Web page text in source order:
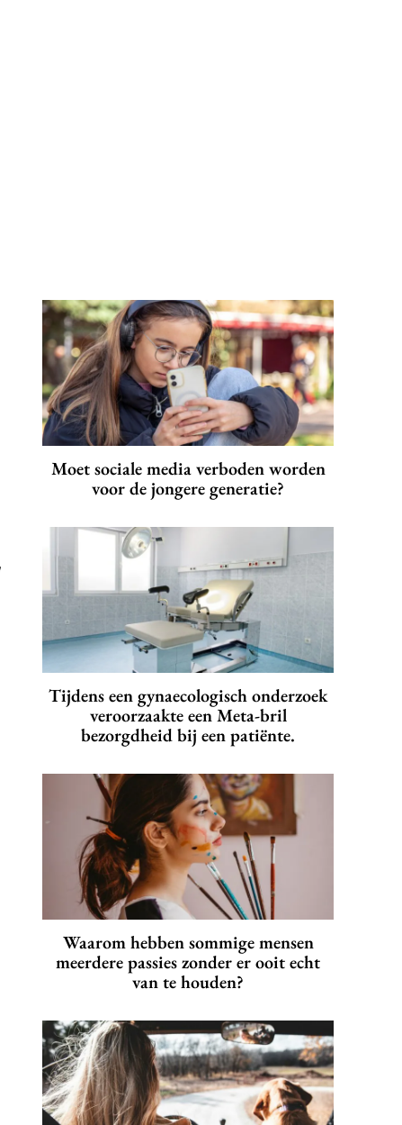
Moet sociale media verboden worden
voor de jongere generatie?
Tijdens een gynaecologisch onderzoek
veroorzaakte een Meta-bril
bezorgdheid bij een patiënte.
Waarom hebben sommige mensen
meerdere passies zonder er ooit echt
van te houden?